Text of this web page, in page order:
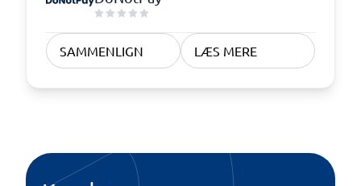
SAMMENLIGN LÆS MERE